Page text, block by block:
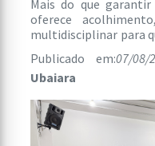
Mais do que garantir
oferece
multidisciplinar para
abusos e
autonomia.
Publicado em:07/
Ubaiara